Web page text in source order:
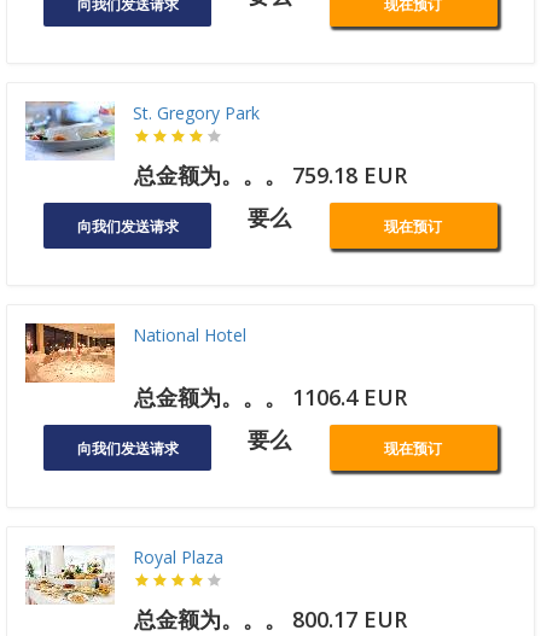
向我们发送请求 现在预订
St. Gregory Park
总金额为。。。 759.18 EUR
向我们发送请求 要么 现在预订
National Hotel
总金额为。。。 1106.4 EUR
向我们发送请求 要么 现在预订
Royal Plaza
总金额为。。。 800.17 EUR